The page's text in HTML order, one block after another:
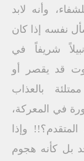
وأنه لابد
نفسه إذا كان
شريفاً في
قد يقصر أو
بالعذاب
في المعركة،
وإذا
بل كأنه هجوم